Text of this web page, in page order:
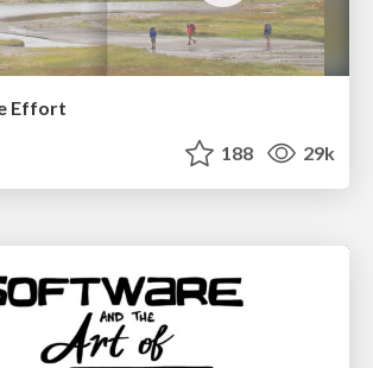
Effort
188 29k